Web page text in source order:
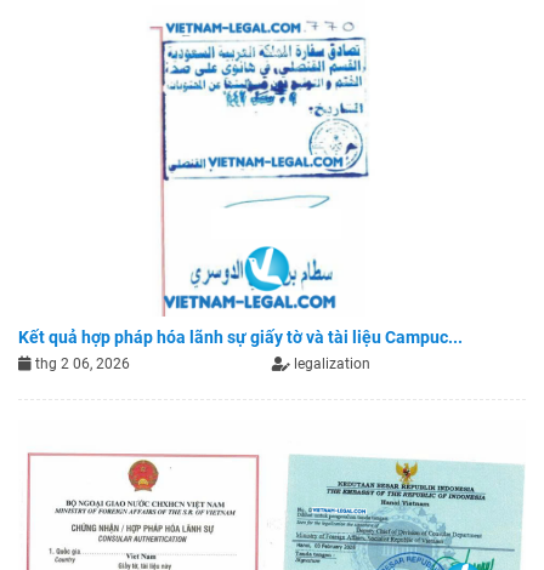
Kết quả hợp pháp hóa lãnh sự giấy tờ và tài liệu Campuc...
thg 2 06, 2026 legalization